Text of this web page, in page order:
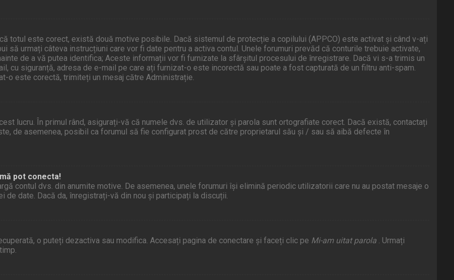
totul este corect, există două motive posibile. Dacă sistemul de protecție a copilului (APPCO) este activat și când v-ați
să urmați câteva instrucțiuni care vor fi date pentru a activa contul. Unele forumuri prevăd că conturile trebuie activate,
de a vă putea identifica; Aceste informații vor fi furnizate la sfârșitul procesului de înregistrare. Dacă vi s-a trimis un
cu siguranță, adresa de e-mail pe care ați furnizat-o este incorectă sau poate a fost capturată de un filtru anti-spam.
o este corectă, trimiteți un mesaj către Administrație.
lucru. În primul rând, asigurați-vă că numele dvs. de utilizator și parola sunt ortografiate corect. Dacă există, contactați
de asemenea, posibil ca forumul să fie configurat prost de către proprietarul său și / sau să aibă defecte în
pot conecta!
contul dvs. din anumite motive. De asemenea, unele forumuri își elimină periodic utilizatorii care nu au postat mesaje o
de date. Dacă da, înregistrați-vă din nou și participați la discuții.
o puteți dezactiva sau modifica. Accesați pagina de conectare și faceți clic pe Mi-am uitat parola . Urmați